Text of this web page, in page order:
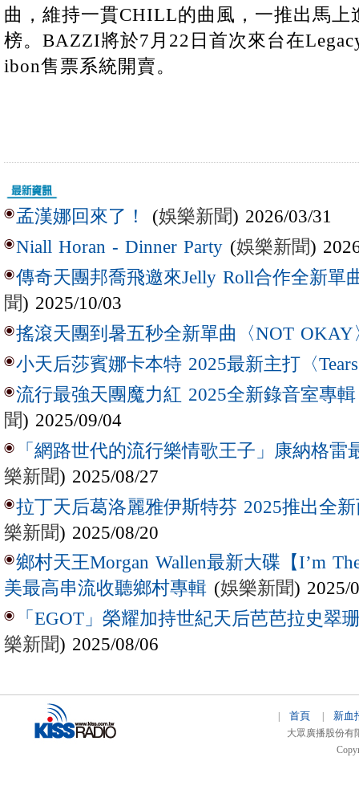
曲 ，維持一貫CHILL的曲風，一推出馬
榜。BAZZI將於7月22日首次來台在
ibon售票系統開賣。
孟漢娜回來了！ (娛樂新聞) 2026/03/31
Niall Horan - Dinner Party (娛樂新聞)
傳奇天團邦喬飛邀來Jelly Roll合作全新單
聞) 2025/10/03
搖滾天團到暑五秒全新單曲〈NOT OKAY
小天后莎賓娜卡本特 2025最新主打〈
流行最強天團魔力紅 2025全新錄音室專
聞) 2025/09/04
「網路世代的流行樂情歌王子」康納格雷
樂新聞) 2025/08/27
拉丁天后葛洛麗雅伊斯特芬 2025推出全新
樂新聞) 2025/08/20
鄉村天王Morgan Wallen最新大碟【I’m
美最高串流收聽鄉村專輯 (娛樂新聞) 2025/
「EGOT」榮耀加持世紀天后芭芭拉史翠
樂新聞) 2025/08/06
首頁 新血
大眾廣播股份有